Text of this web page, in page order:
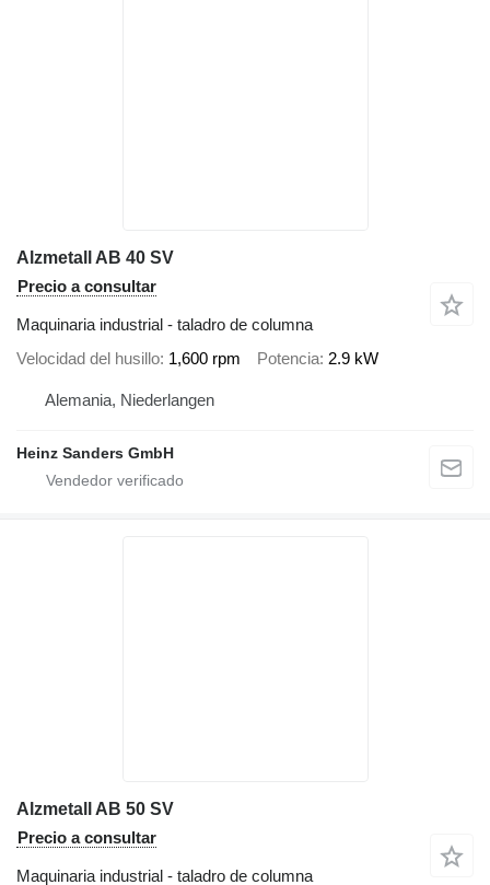
Alzmetall AB 40 SV
Precio a consultar
Maquinaria industrial - taladro de columna
Velocidad del husillo 1,600 rpm Potencia 2.9 kW
Alemania, Niederlangen
Heinz Sanders GmbH
Alzmetall AB 50 SV
Precio a consultar
Maquinaria industrial - taladro de columna